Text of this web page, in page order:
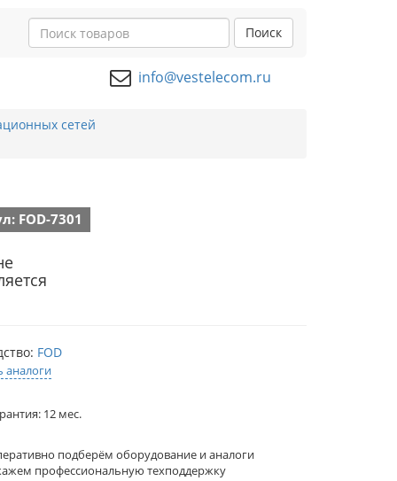
Поиск
info@vestelecom.ru
сетей
FOD-7301
FOD
аналоги
12 мес.
подберём оборудование и аналоги
профессиональную техподдержку